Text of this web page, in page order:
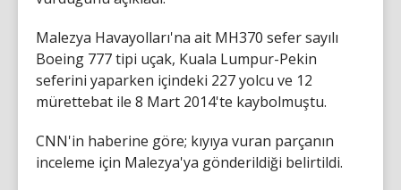
Malezya Havayolları'na ait MH370 sefer sayılı
Boeing 777 tipi uçak, Kuala Lumpur-Pekin
seferini yaparken içindeki 227 yolcu ve 12
mürettebat ile 8 Mart 2014'te kaybolmuştu.
CNN'in haberine göre; kıyıya vuran parçanın
inceleme için Malezya'ya gönderildiği belirtildi.